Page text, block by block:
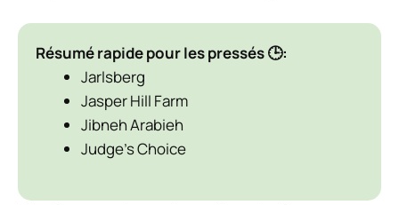
Résumé rapide pour les pressés 🕒:
Jarlsberg
Jasper Hill Farm
Jibneh Arabieh
Judge’s Choice